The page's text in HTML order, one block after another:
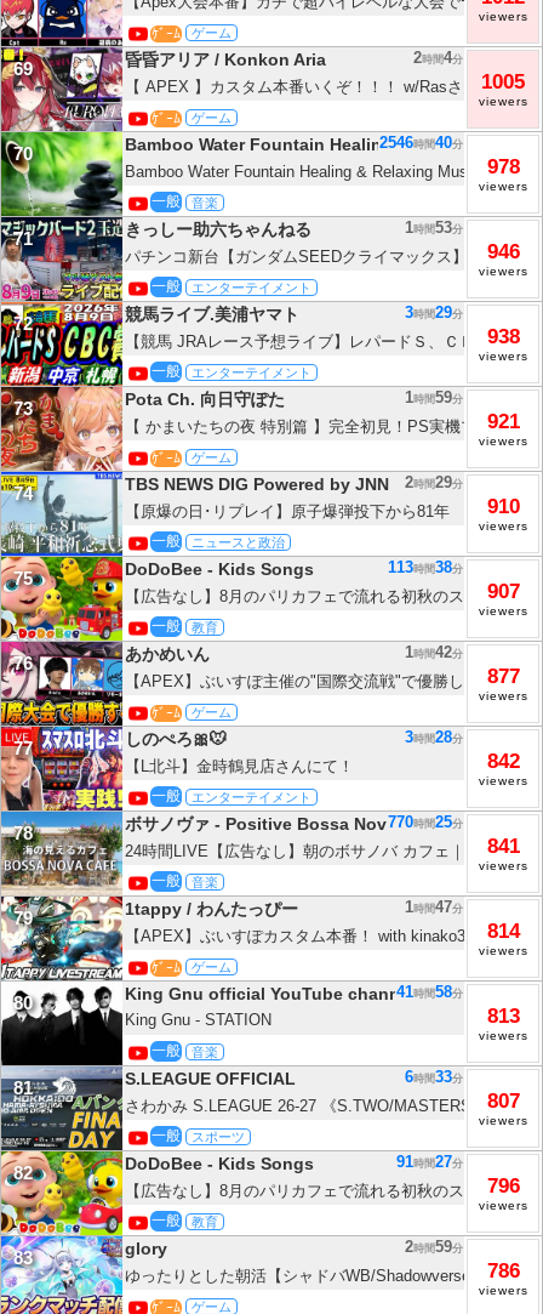
CPT 胡桃のあ | Apex Legends
ｹﾞｰﾑ ゲーム
viewers
69 昏昏アリア / Konkon Aria
【 APEX 】カスタム本番いくぞ！！！ w/Rasさん、こは
#KurohaInvitational2026【昏昏アリア/ネオポルテ】
ｹﾞｰﾑ ゲーム
2時間4分
1005
viewers
70 Bamboo Water Fountain Healing
Bamboo Water Fountain Healing & Relaxing Music No Ads
ともに音楽をリラックス バンブーウォーターファウンテ
BGM】
一般 音楽
2546時間40分
978
viewers
71 きっしー助六ちゃんねる
パチンコ新台【ガンダムSEEDクライマックス】ジャギャ
に大阪の街を自家用ヘリから見下ろせる大富豪になりたい
スロ #shorts
一般 エンターテイメント
1時間53分
946
viewers
72 競馬ライブ.美浦ヤマト
【競馬 JRAレース予想ライブ】レパードＳ、ＣＢＣ賞。
一般 エンターテイメント
3時間29分
938
viewers
73 Pota Ch. 向日守ぽた
【 かまいたちの夜 特別篇 】完全初見！PS実機プレイ.ᐟ
にチャレンジ.ᐟ.ᐟ【向日守ぽた/ Varium】
ｹﾞｰﾑ ゲーム
1時間59分
921
viewers
74 TBS NEWS DIG Powered by JNN
【原爆の日･リプレイ】原子爆弾投下から81年 長崎市「
前11時2分ごろに黙とう 平和への誓いも（2026年8月9日
TBS NEWS DIG
一般 ニュースと政治
2時間29分
910
viewers
75 DoDoBee - Kids Songs
【広告なし】8月のパリカフェで流れる初秋のスターバッ
ッフェル塔を眺めながら、やさしいボサノバと始める優雅
めるカフェジャズBGM - 𝐀𝐮𝐭𝐮𝐦𝐧 𝐉𝐚𝐳𝐳
一般 教育
113時間38分
907
viewers
76 あかめいん
【APEX】ぶいすぽ主催の"国際交流戦"で優勝します
ｹﾞｰﾑ ゲーム
1時間42分
877
viewers
77 しのぺろ🎀🐭
【L北斗】金時鶴見店さんにて！
一般 エンターテイメント
3時間28分
842
viewers
78 ボサノヴァ - Positive Bossa Nova
24時間LIVE【広告なし】朝のボサノバ カフェ｜海を眺め
女性ボーカル リラックス音楽【作業用】
一般 音楽
770時間25分
841
viewers
79 1tappy / わんたっぴー
【APEX】ぶいすぽカスタム本番！ with kinako3 紫宮るな
レジェンズ】
ｹﾞｰﾑ ゲーム
1時間47分
814
viewers
80 King Gnu official YouTube channel
King Gnu - STATION
一般 音楽
41時間58分
813
viewers
81 S.LEAGUE OFFICIAL
さわかみ S.LEAGUE 26-27 《S.TWO/MASTERS》ショー
海道浜厚真プロアマオープン 北海道マスターズ／北海道
アル FINAL DAY Aバンク
一般 スポーツ
6時間33分
807
viewers
82 DoDoBee - Kids Songs
【広告なし】8月のパリカフェで流れる初秋のスターバッ
ッフェル塔を眺めながら、やさしいボサノバと始める優雅
めるカフェジャズBGM - 𝐀𝐮𝐭𝐮𝐦𝐧 𝐉𝐚𝐳𝐳
一般 教育
91時間27分
796
viewers
83 glory
ゆったりとした朝活【シャドバWB/Shadowverse: Worlds
ｹﾞｰﾑ ゲーム
2時間59分
786
viewers